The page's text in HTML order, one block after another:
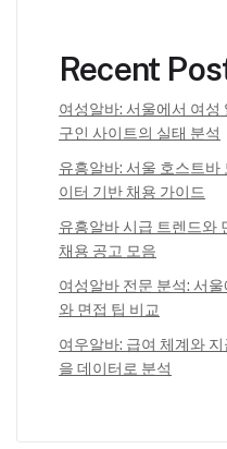
Recent
여성알바: 서울에서 여성
구인 사이트의 실태 분석
유흥알바: 서울 호스트바
이터 기반 채용 가이드
유흥알바 시급 트렌드와
채용 공고 모음
여성알바 전문 분석: 서
와 면접 팁 비교
여우알바: 급여 체계와
을 데이터로 분석